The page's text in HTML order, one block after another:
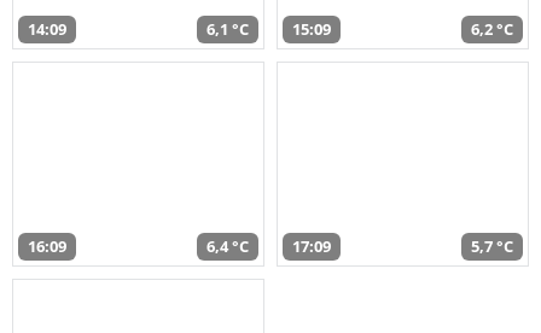
14:09 6,1 °C 15:09 6,2 °C
16:09 6,4 °C 17:09 5,7 °C